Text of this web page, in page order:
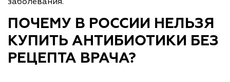
ПОЧЕМУ В РОССИИ НЕЛЬЗЯ
КУПИТЬ АНТИБИОТИКИ БЕЗ
РЕЦЕПТА ВРАЧА?